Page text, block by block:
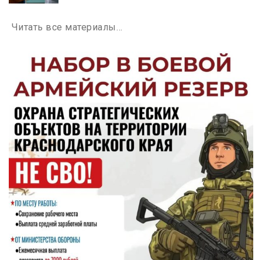
Читать все материалы…